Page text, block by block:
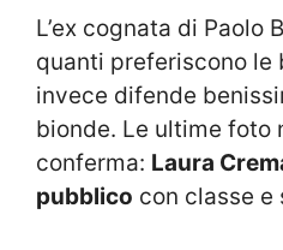
L’ex cognata di Paolo
quanti preferiscono le
invece difende
bionde. Le ultime foto
conferma: Laura
pubblico con classe e